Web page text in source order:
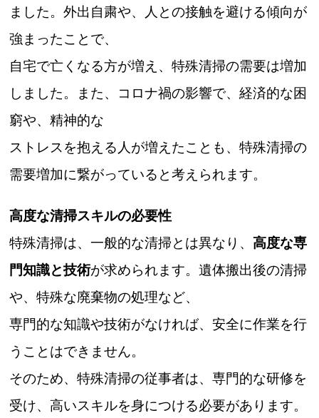
ました。外出自粛や、人との接触を避ける傾向が
強まったことで、
自宅で亡くなる方が増え、特殊清掃の需要は増加
しました。また、コロナ禍の影響で、経済的な困
窮や、精神的な
ストレスを抱える人が増えたことも、特殊清掃の
需要増加に繋がっていると考えられます。
高度な清掃スキルの必要性
特殊清掃は、一般的な清掃とは異なり、高度な専
門知識と技術が求められます。遺体搬出後の清掃
や、特殊な廃棄物の処理など、
専門的な知識や技術がなければ、安全に作業を行
うことはできません。
そのため、特殊清掃の従事者は、専門的な研修を
受け、高いスキルを身につける必要があります。